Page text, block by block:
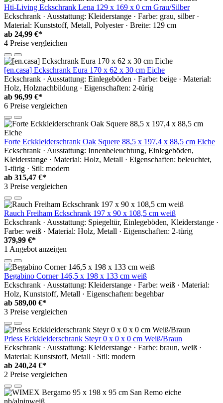
Hti-Living Eckschrank Lena 129 x 169 x 0 cm Grau/Silber
Eckschrank · Ausstattung: Kleiderstange · Farbe: grau, silber ·
Material: Kunststoff, Metall, Polyester · Breite: 129 cm
ab 24,99 €*
4 Preise vergleichen
[en.casa] Eckschrank Eura 170 x 62 x 30 cm Eiche
Eckschrank · Ausstattung: Einlegeböden · Farbe: beige · Material:
Holz, Holznachbildung · Eigenschaften: 2-türig
ab 96,99 €*
6 Preise vergleichen
Forte Eckkleiderschrank Oak Squere 88,5 x 197,4 x 88,5 cm Eiche
Eckschrank · Ausstattung: Innenbeleuchtung, Einlegeböden,
Kleiderstange · Material: Holz, Metall · Eigenschaften: beleuchtet,
1-türig · Stil: modern
ab 315,47 €*
3 Preise vergleichen
Rauch Freiham Eckschrank 197 x 90 x 108,5 cm weiß
Eckschrank · Ausstattung: Spiegeltür, Einlegeböden, Kleiderstange ·
Farbe: weiß · Material: Holz, Metall · Eigenschaften: 2-türig
379,99 €*
1 Angebot anzeigen
Begabino Corner 146,5 x 198 x 133 cm weiß
Eckschrank · Ausstattung: Kleiderstange · Farbe: weiß · Material:
Holz, Kunststoff, Metall · Eigenschaften: begehbar
ab 589,00 €*
3 Preise vergleichen
Priess Eckkleiderschrank Steyr 0 x 0 x 0 cm Weiß/Braun
Eckschrank · Ausstattung: Kleiderstange · Farbe: braun, weiß ·
Material: Kunststoff, Metall · Stil: modern
ab 240,24 €*
2 Preise vergleichen